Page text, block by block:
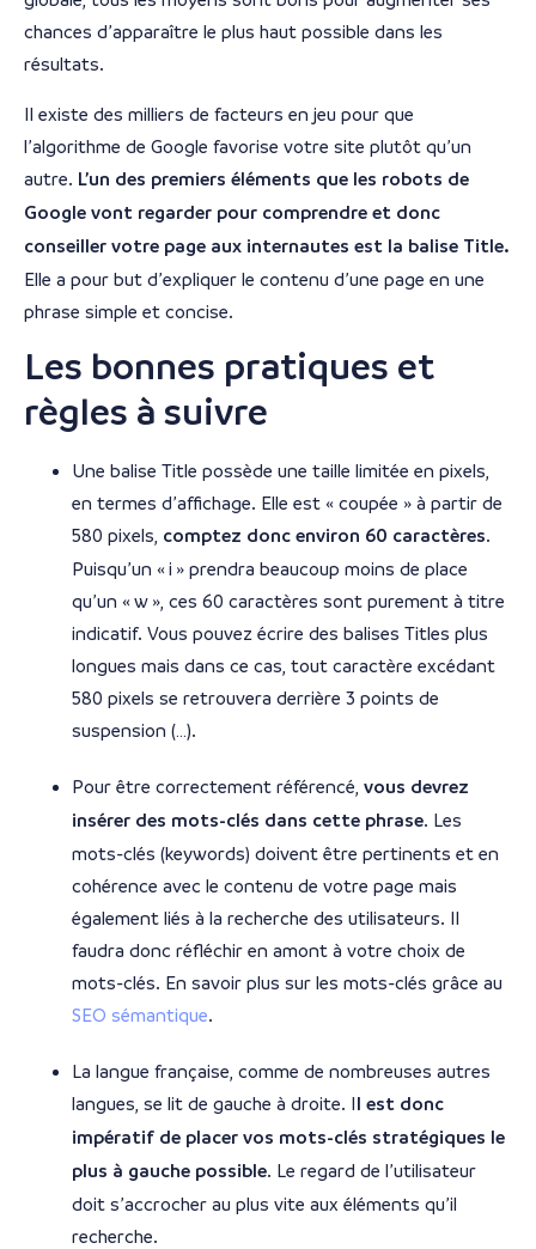
chances d’apparaître le plus haut possible dans les
résultats.
Il existe des milliers de facteurs en jeu pour que
l’algorithme de Google favorise votre site plutôt qu’un
autre. L’un des premiers éléments que les robots de
Google vont regarder pour comprendre et donc
conseiller votre page aux internautes est la balise Title.
Elle a pour but d’expliquer le contenu d’une page en une
phrase simple et concise.
Les bonnes pratiques et
règles à suivre
Une balise Title possède une taille limitée en pixels,
en termes d’affichage. Elle est « coupée » à partir de
580 pixels, comptez donc environ 60 caractères.
Puisqu’un « i » prendra beaucoup moins de place
qu’un « w », ces 60 caractères sont purement à titre
indicatif. Vous pouvez écrire des balises Titles plus
longues mais dans ce cas, tout caractère excédant
580 pixels se retrouvera derrière 3 points de
suspension (…).
Pour être correctement référencé, vous devrez
insérer des mots-clés dans cette phrase. Les
mots-clés (keywords) doivent être pertinents et en
cohérence avec le contenu de votre page mais
également liés à la recherche des utilisateurs. Il
faudra donc réfléchir en amont à votre choix de
mots-clés. En savoir plus sur les mots-clés grâce au
SEO sémantique.
La langue française, comme de nombreuses autres
langues, se lit de gauche à droite. Il est donc
impératif de placer vos mots-clés stratégiques le
plus à gauche possible. Le regard de l’utilisateur
doit s’accrocher au plus vite aux éléments qu’il
recherche.